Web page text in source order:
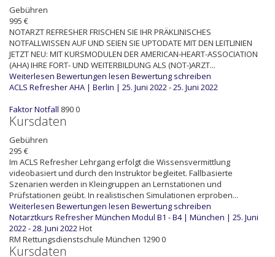
Gebühren
995 €
NOTARZT REFRESHER FRISCHEN SIE IHR PRÄKLINISCHES
NOTFALLWISSEN AUF UND SEIEN SIE UPTODATE MIT DEN LEITLINIEN
JETZT NEU: MIT KURSMODULEN DER AMERICAN-HEART-ASSOCIATION
(AHA) IHRE FORT- UND WEITERBILDUNG ALS (NOT-)ARZT...
Weiterlesen Bewertungen lesen Bewertung schreiben
ACLS Refresher AHA | Berlin | 25. Juni 2022 - 25. Juni 2022
Faktor Notfall 8900
Kursdaten
Gebühren
295 €
Im ACLS Refresher Lehrgang erfolgt die Wissensvermittlung
videobasiert und durch den Instruktor begleitet. Fallbasierte
Szenarien werden in Kleingruppen an Lernstationen und
Prüfstationen geübt. In realistischen Simulationen erproben...
Weiterlesen Bewertungen lesen Bewertung schreiben
Notarztkurs Refresher München Modul B1 - B4 | München | 25. Juni
2022 - 28. Juni 2022Hot
RM Rettungsdienstschule München 12900
Kursdaten